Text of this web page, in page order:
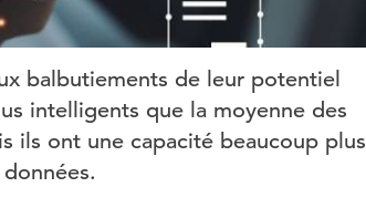
balbutiements de leur potentiel
intelligents que la moyenne des
ils ont une capacité beaucoup plus